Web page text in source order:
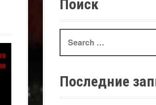
Поиск
Search
for:
Последние